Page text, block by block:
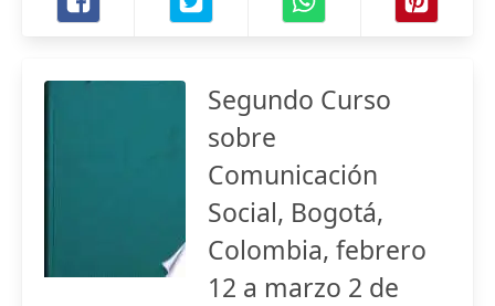
Segundo Curso
sobre
Comunicación
Social, Bogotá,
Colombia, febrero
12 a marzo 2 de